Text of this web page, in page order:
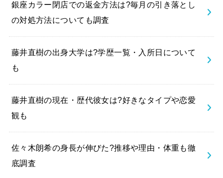
銀座カラー閉店での返金方法は?毎月の引き落とし
の対処方法についても調査
藤井直樹の出身大学は?学歴一覧・入所日について
も
藤井直樹の現在・歴代彼女は?好きなタイプや恋愛
観も
佐々木朗希の身長が伸びた?推移や理由・体重も徹
底調査